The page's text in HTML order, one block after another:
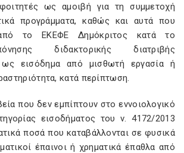
ως αμοιβή για τη συμμετοχή
προγράμματα, καθώς και αυτά που
από το ΕΚΕΦΕ Δημόκριτος κατά το
διδακτορικής διατριβής
ως εισόδημα από μισθωτή εργασία ή
κατά περίπτωση.
που δεν εμπίπτουν στο εννοιολογικό
εισοδήματος του ν. 4172/2013
ποσά που καταβάλλονται σε φυσικά
έπαινοι ή χρηματικά έπαθλα από